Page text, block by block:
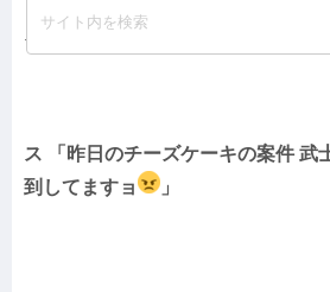
ス 「聞いてください！！」
ス 「昨日のチーズケーキの案件 武
到してますョ
」